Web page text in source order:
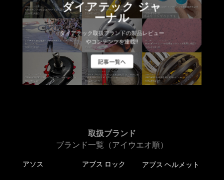
ダイアテック ジャ
ーナル
ダイアテック取扱ブランドの製品レビュー
やコンテンツを連載!!
記事一覧へ
取扱ブランド
ブランド一覧（アイウエオ順）
アソス アブス ロック アブス ヘルメット